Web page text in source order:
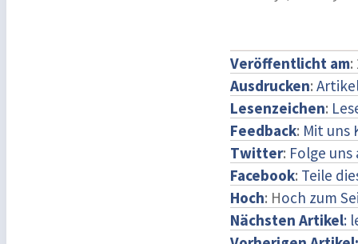
Veröffentlicht am:
Ausdrucken:
Lesenzeichen:
Feedback: Mit uns
Twitter: Folge
Facebook: Teile
Hoch: Hoch zum
Nächsten Artikel: